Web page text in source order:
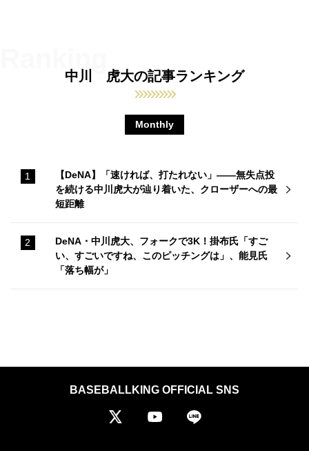
中川 虎大の記事ランキング
Monthly
【DeNA】「速ければ、打たれない」――無失点投
を続ける中川虎大が辿り着いた、クローザーへの最
短距離
DeNA・中川虎大、フォークで3K！掛布氏「すご
い、すごいですね、このピッチングは」、能見氏
「落ち幅が」
BASEBALLKING OFFICIAL SNS